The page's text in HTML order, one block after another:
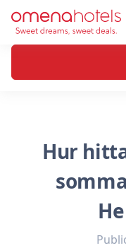
Skip to content
Hur